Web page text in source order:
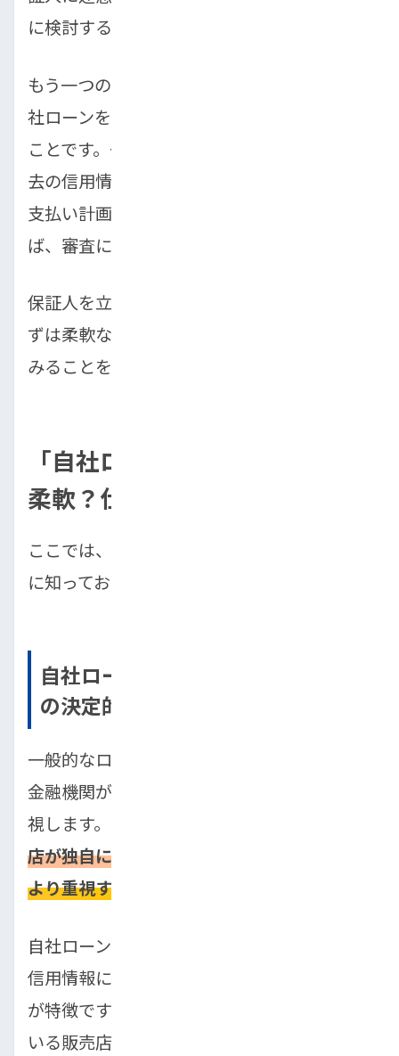
に検討する必要があります。
もう一つの選択肢は、柔軟な審査が特徴の自
社ローンを取り扱っている販売店を利用する
ことです。一般的な金融機関とは異なり、過
去の信用情報だけでなく、現在の収入状況や
支払い計画を重視してくれる販売店であれ
ば、審査に通る可能性が大きく広がります。
保証人を立てるのが難しいと感じるなら、ま
ずは柔軟な審査体制を持つ販売店に相談して
みることをおすすめします。
「自社ローン」は本当に審査が
柔軟？仕組みと注意点
ここでは、自社ローンの特徴と、利用する際
に知っておくべきポイントを解説します。
自社ローンと一般的な自動車ローン
の決定的な違い
一般的なローンは、銀行や信販会社といった
金融機関が審査を行い、過去の信用情報を重
視します。一方、自社ローンは、
店が独自に審査を行い、現在の支払い能力を
より重視する
自社ローンでは、金融機関を介さないため、
信用情報に傷があっても審査に通りやすいの
が特徴です。ただし、自社ローンを提供して
いる販売店は限られており、すべての店舗で